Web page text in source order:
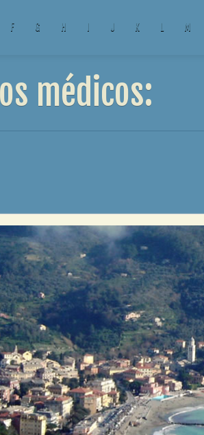
F G H I J K L M
médicos: